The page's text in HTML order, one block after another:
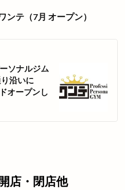
ンテ（7月 オープン）
ソナルジム
沿いに
オープンし
店・閉店他